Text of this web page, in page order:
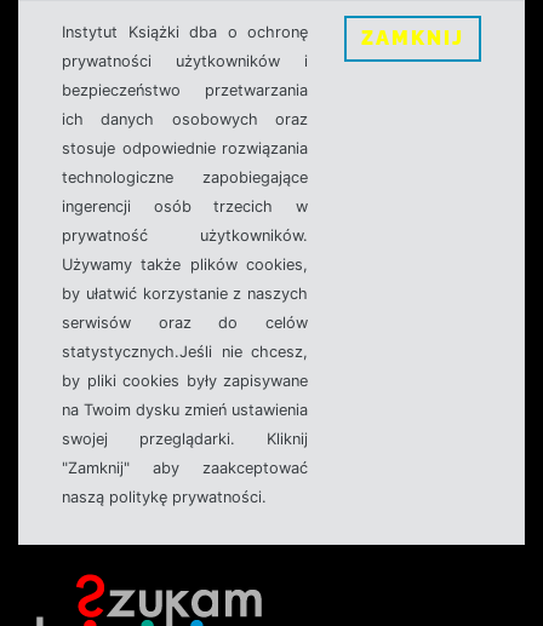
Instytut Książki dba o ochronę
prywatności użytkowników i
bezpieczeństwo przetwarzania
ich danych osobowych oraz
stosuje odpowiednie rozwiązania
technologiczne zapobiegające
ingerencji osób trzecich w
prywatność użytkowników.
Używamy także plików cookies,
by ułatwić korzystanie z naszych
serwisów oraz do celów
statystycznych.Jeśli nie chcesz,
by pliki cookies były zapisywane
na Twoim dysku zmień ustawienia
swojej przeglądarki. Kliknij
"Zamknij" aby zaakceptować
naszą politykę prywatności.
ZAMKNIJ